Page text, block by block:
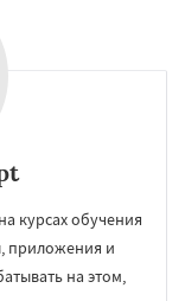
курсах обучения
приложения и
на этом,